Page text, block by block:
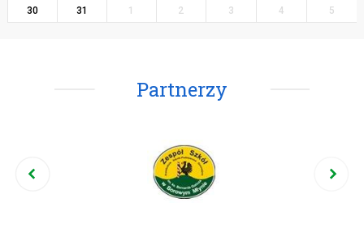
30
31 1 2 3 4 5
Partnerzy